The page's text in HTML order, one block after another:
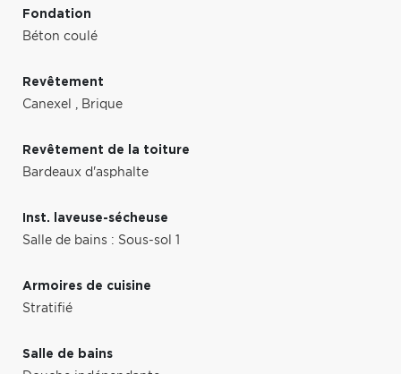
Fondation
Béton coulé
Revêtement
Canexel , Brique
Revêtement de la toiture
Bardeaux d'asphalte
Inst. laveuse-sécheuse
Salle de bains : Sous-sol 1
Armoires de cuisine
Stratifié
Salle de bains